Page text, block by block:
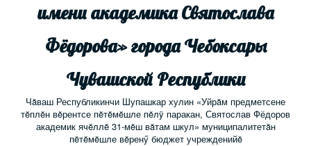
имени академика Святослава
Фёдорова» города Чебоксары
Чувашской Республики
Чăваш Республикинчи Шупашкар хулин «Уйрăм предметсене
тĕплĕн вĕрентсе пĕтĕмĕшле пĕлÿ паракан, Святослав Фёдоров
академик ячĕллĕ 31-мĕш вăтам шкул» муниципалитетăн
пĕтĕмĕшле вĕренӳ бюджет учрежденийĕ